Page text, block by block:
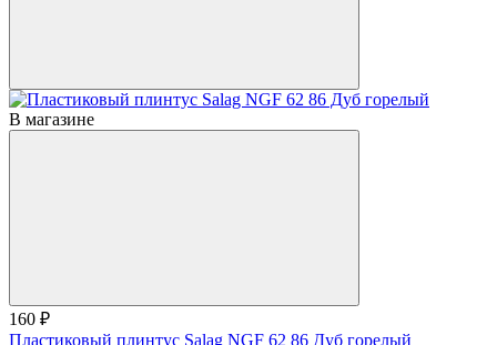
В магазине
160 ₽
Пластиковый плинтус Salag NGF 62 86 Дуб горелый